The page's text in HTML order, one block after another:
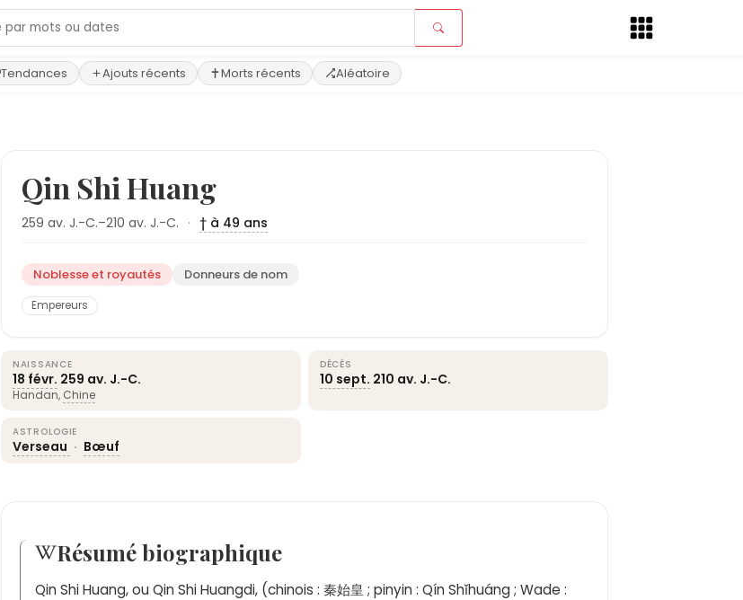
Tendances Ajouts récents Morts récents Aléatoire
Qin Shi Huang
259 av. J.-C.–210 av. J.-C. · † à 49 ans
Noblesse et royautés Donneurs de nom
Empereurs
NAISSANCE
18 févr. 259 av. J.-C.
Handan, Chine
DÉCÈS
10 sept. 210 av. J.-C.
ASTROLOGIE
Verseau · Bœuf
Résumé biographique
Qin Shi Huang, ou Qin Shi Huangdi, (chinois : 秦始皇 ; pinyin : Qín Shǐhuáng ; Wade :